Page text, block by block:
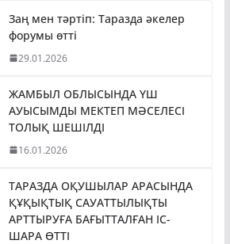
Заң мен тәртіп: Таразда әкелер
форумы өтті
29.01.2026
ЖАМБЫЛ ОБЛЫСЫНДА ҮШ
АУЫСЫМДЫ МЕКТЕП МӘСЕЛЕСІ
ТОЛЫҚ ШЕШІЛДІ
16.01.2026
ТАРАЗДА ОҚУШЫЛАР АРАСЫНДА
ҚҰҚЫҚТЫҚ САУАТТЫЛЫҚТЫ
АРТТЫРУҒА БАҒЫТТАЛҒАН ІС-
ШАРА ӨТТІ